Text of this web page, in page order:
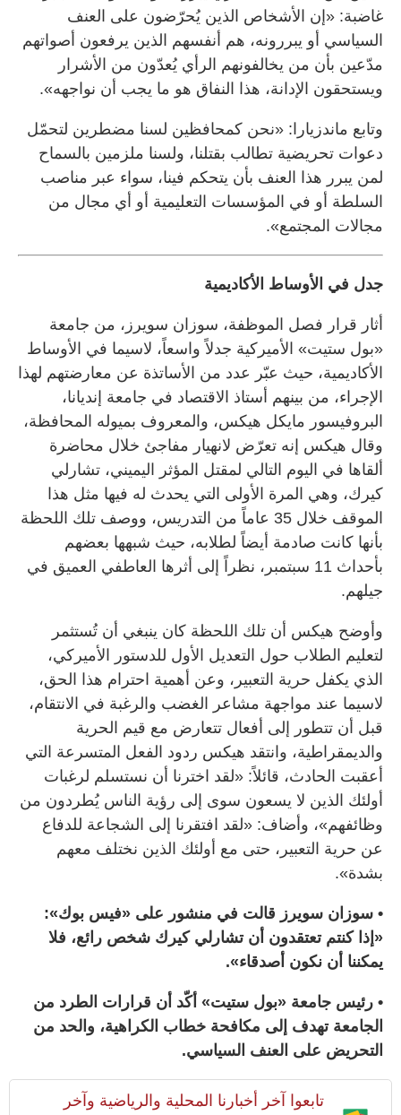
غاضبة: «إن الأشخاص الذين يُحرّضون على العنف
السياسي أو يبررونه، هم أنفسهم الذين يرفعون أصواتهم
مدّعين بأن من يخالفونهم الرأي يُعدّون من الأشرار
ويستحقون الإدانة، هذا النفاق هو ما يجب أن نواجهه».
وتابع ماندزيارا: «نحن كمحافظين لسنا مضطرين لتحمّل
دعوات تحريضية تطالب بقتلنا، ولسنا ملزمين بالسماح
لمن يبرر هذا العنف بأن يتحكم فينا، سواء عبر مناصب
السلطة أو في المؤسسات التعليمية أو أي مجال من
مجالات المجتمع».
جدل في الأوساط الأكاديمية
أثار قرار فصل الموظفة، سوزان سويرز، من جامعة
«بول ستيت» الأميركية جدلاً واسعاً، لاسيما في الأوساط
الأكاديمية، حيث عبّر عدد من الأساتذة عن معارضتهم لهذا
الإجراء، من بينهم أستاذ الاقتصاد في جامعة إنديانا،
البروفيسور مايكل هيكس، والمعروف بميوله المحافظة،
وقال هيكس إنه تعرّض لانهيار مفاجئ خلال محاضرة
ألقاها في اليوم التالي لمقتل المؤثر اليميني، تشارلي
كيرك، وهي المرة الأولى التي يحدث له فيها مثل هذا
الموقف خلال 35 عاماً من التدريس، ووصف تلك اللحظة
بأنها كانت صادمة أيضاً لطلابه، حيث شبهها بعضهم
بأحداث 11 سبتمبر، نظراً إلى أثرها العاطفي العميق في
جيلهم.
وأوضح هيكس أن تلك اللحظة كان ينبغي أن تُستثمر
لتعليم الطلاب حول التعديل الأول للدستور الأميركي،
الذي يكفل حرية التعبير، وعن أهمية احترام هذا الحق،
لاسيما عند مواجهة مشاعر الغضب والرغبة في الانتقام،
قبل أن تتطور إلى أفعال تتعارض مع قيم الحرية
والديمقراطية، وانتقد هيكس ردود الفعل المتسرعة التي
أعقبت الحادث، قائلاً: «لقد اخترنا أن نستسلم لرغبات
أولئك الذين لا يسعون سوى إلى رؤية الناس يُطردون من
وظائفهم»، وأضاف: «لقد افتقرنا إلى الشجاعة للدفاع
عن حرية التعبير، حتى مع أولئك الذين نختلف معهم
بشدة».
• سوزان سويرز قالت في منشور على «فيس بوك»:
«إذا كنتم تعتقدون أن تشارلي كيرك شخص رائع، فلا
يمكننا أن نكون أصدقاء».
• رئيس جامعة «بول ستيت» أكّد أن قرارات الطرد من
الجامعة تهدف إلى مكافحة خطاب الكراهية، والحد من
التحريض على العنف السياسي.
تابعوا آخر أخبارنا المحلية والرياضية وآخر